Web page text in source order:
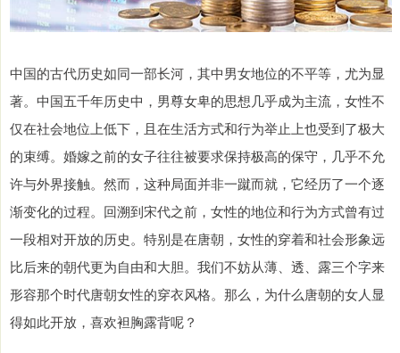
中国的古代历史如同一部长河，其中男女地位的不平等，尤为显
著。中国五千年历史中，男尊女卑的思想几乎成为主流，女性不
仅在社会地位上低下，且在生活方式和行为举止上也受到了极大
的束缚。婚嫁之前的女子往往被要求保持极高的保守，几乎不允
许与外界接触。然而，这种局面并非一蹴而就，它经历了一个逐
渐变化的过程。回溯到宋代之前，女性的地位和行为方式曾有过
一段相对开放的历史。特别是在唐朝，女性的穿着和社会形象远
比后来的朝代更为自由和大胆。我们不妨从薄、透、露三个字来
形容那个时代唐朝女性的穿衣风格。那么，为什么唐朝的女人显
得如此开放，喜欢袒胸露背呢？